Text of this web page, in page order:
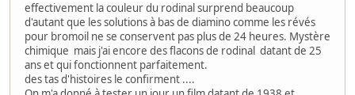
effectivement la couleur du rodinal surprend beaucoup
d'autant que les solutions à bas de diamino comme les révés
pour bromoil ne se conservent pas plus de 24 heures. Mystère
chimique mais j'ai encore des flacons de rodinal datant de 25
ans et qui fonctionnent parfaitement.
des tas d'histoires le confirment ....